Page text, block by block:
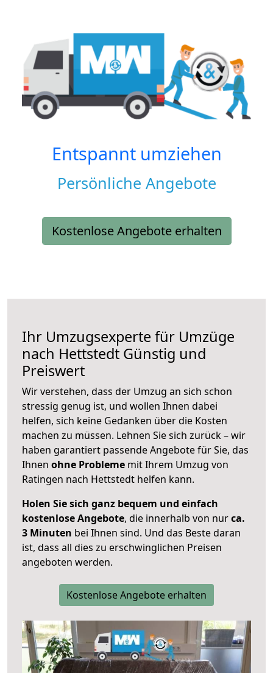
Entspannt umziehen
Persönliche Angebote
Kostenlose Angebote erhalten
Ihr Umzugsexperte für Umzüge
nach Hettstedt Günstig und
Preiswert
Wir verstehen, dass der Umzug an sich schon
stressig genug ist, und wollen Ihnen dabei
helfen, sich keine Gedanken über die Kosten
machen zu müssen. Lehnen Sie sich zurück – wir
haben garantiert passende Angebote für Sie, das
Ihnen ohne Probleme mit Ihrem Umzug von
Ratingen nach Hettstedt helfen kann.
Holen Sie sich ganz bequem und einfach
kostenlose Angebote, die innerhalb von nurca.
3 Minuten bei Ihnen sind. Und das Beste daran
ist, dass all dies zu erschwinglichen Preisen
angeboten werden.
Kostenlose Angebote erhalten